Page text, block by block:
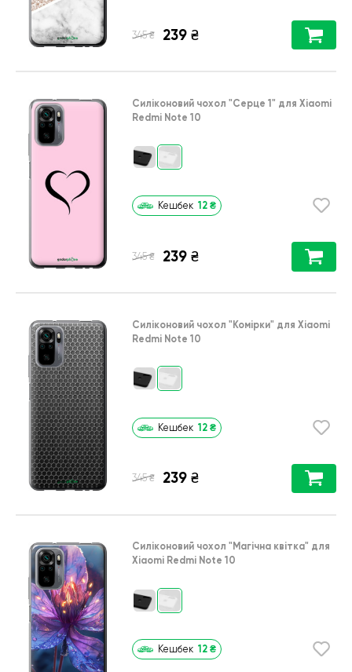
345 ₴ 239 ₴
Силіконовий чохол "Серце 1" для Xiaomi
Redmi Note 10
Кешбек 12 ₴
345 ₴ 239 ₴
Силіконовий чохол "Комірки" для Xiaomi
Redmi Note 10
Кешбек 12 ₴
345 ₴ 239 ₴
Силіконовий чохол "Магічна квітка" для
Xiaomi Redmi Note 10
Кешбек 12 ₴